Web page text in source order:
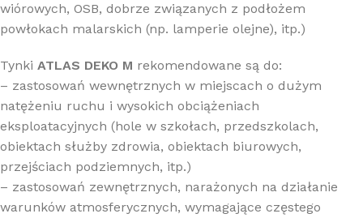
wiórowych, OSB, dobrze związanych z podłożem
powłokach malarskich (np. lamperie olejne), itp.)
Tynki ATLAS DEKO M rekomendowane są do:
– zastosowań wewnętrznych w miejscach o dużym
natężeniu ruchu i wysokich obciążeniach
eksploatacyjnych (hole w szkołach, przedszkolach,
obiektach służby zdrowia, obiektach biurowych,
przejściach podziemnych, itp.)
– zastosowań zewnętrznych, narażonych na działanie
warunków atmosferycznych, wymagające częstego